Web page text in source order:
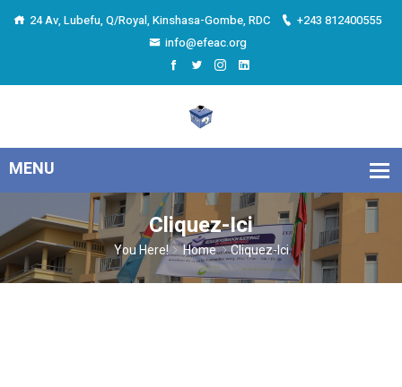
24 Av, Lubefu, Q/Royal, Kinshasa-Gombe, RDC
+243 812400555
info@efeac.org
Cliquez-Ici
You Here! Home Cliquez-Ici